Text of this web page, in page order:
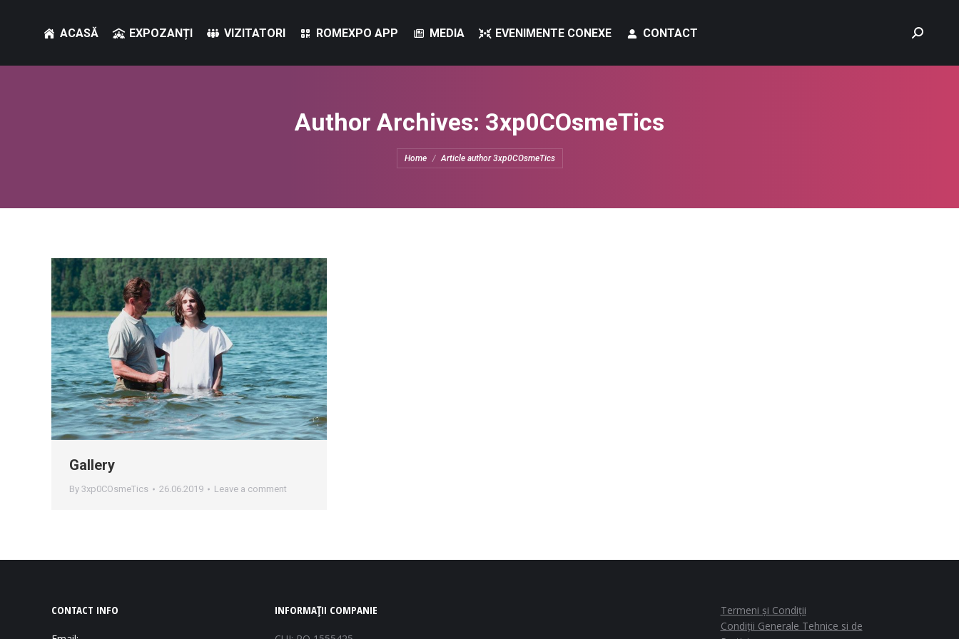
ACASĂ EXPOZANȚI VIZITATORI ROMEXPO APP MEDIA EVENIMENTE CONEXE CONTACT Search:
Author Archives: 3xp0COsmeTics
You are here:
Home Article author 3xp0COsmeTics
Gallery
By 3xp0COsmeTics 26.06.2019 Leave a comment
CONTACT INFO INFORMAȚII COMPANIE
Termeni și Condiții
Condiții Generale Tehnice si de
ACASĂ EXPOZANȚI VIZITATORI ROMEXPO APP MEDIA EVENIMENTE CONEXE